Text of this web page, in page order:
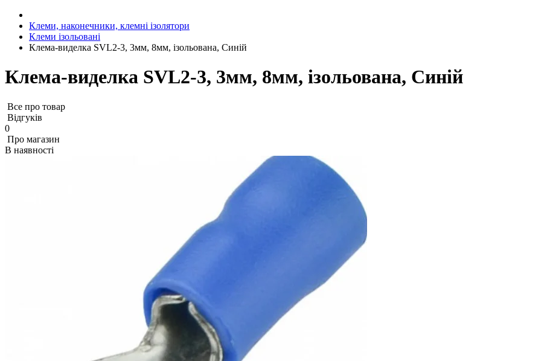
Клеми, наконечники, клемні ізолятори
Клеми ізольовані
Клема-виделка SVL2-3, 3мм, 8мм, ізольована, Синій
Клема-виделка SVL2-3, 3мм, 8мм, ізольована, Синій
Все про товар
Відгуків
0
Про магазин
В наявності